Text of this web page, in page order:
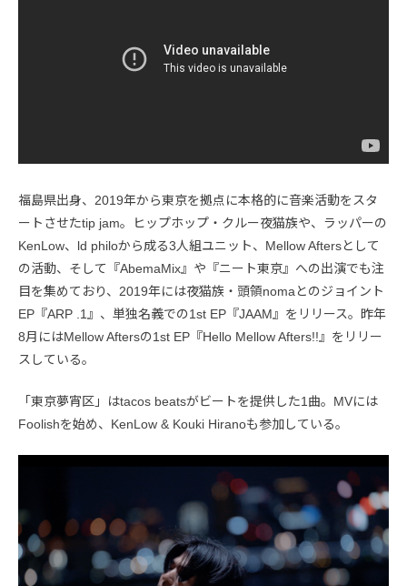
福島県出身、2019年から東京を拠点に本格的に音楽活動をスタ
ートさせたtip jam。ヒップホップ・クルー夜猫族や、ラッパーの
KenLow、ld philoから成る3人組ユニット、Mellow Aftersとして
の活動、そして『AbemaMix』や『ニート東京』への出演でも注
目を集めており、2019年には夜猫族・頭領nomaとのジョイント
EP『ARP .1』、単独名義での1st EP『JAAM』をリリース。昨年
8月にはMellow Aftersの1st EP『Hello Mellow Afters!!』をリリー
スしている。
「東京夢宵区」はtacos beatsがビートを提供した1曲。MVには
Foolishを始め、KenLow & Kouki Hiranoも参加している。